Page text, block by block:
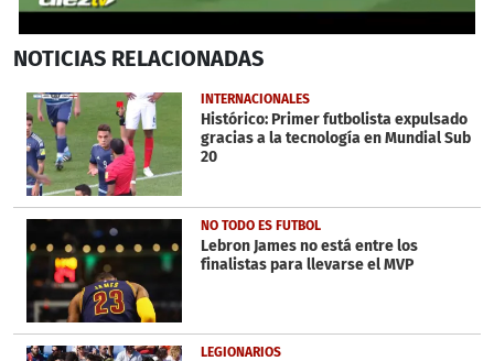
seconds
45
seconds
NOTICIAS RELACIONADAS
INTERNACIONALES
Histórico: Primer futbolista expulsado
gracias a la tecnología en Mundial Sub
20
NO TODO ES FUTBOL
Lebron James no está entre los
finalistas para llevarse el MVP
LEGIONARIOS